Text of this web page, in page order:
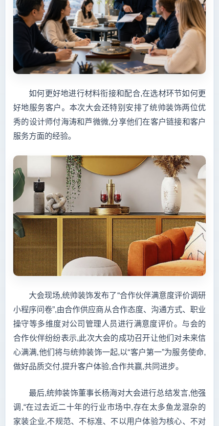
如何更好地进行材料衔接和配合,在选材环节如何更
好地服务客户。本次大会还特别安排了统帅装饰两位优
秀的设计师付海涛和芦微微,分享他们在客户链接和客户
服务方面的经验。
大会现场,统帅装饰发布了“合作伙伴满意度评价调研
小程序问卷”,由合作供应商从合作态度、沟通方式、职业
操守等多维度对公司管理人员进行满意度评价。与会的
合作伙伴纷纷表示,此次大会的成功召开让他们对未来信
心满满,他们将与统帅装饰一起,以“客户第一”为服务使命,
做好品质交付,提升客户体验,合作共赢,共同进步。
最后,统帅装饰董事长杨海对大会进行总结发言,他强
调,“在过去近二十年的行业市场中,存在太多鱼龙混杂的
家装企业,不规范、不标准、不以用户体验为核心、不对